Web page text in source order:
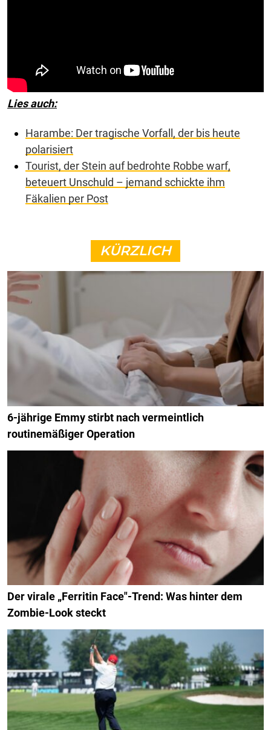
Lies auch:
Harambe: Der tragische Vorfall, der bis heute
polarisiert
Tourist, der Stein auf bedrohte Robbe warf,
beteuert Unschuld – jemand schickte ihm
Fäkalien per Post
KÜRZLICH
6-jährige Emmy stirbt nach vermeintlich
routinemäßiger Operation
Der virale „Ferritin Face"-Trend: Was hinter dem
Zombie-Look steckt